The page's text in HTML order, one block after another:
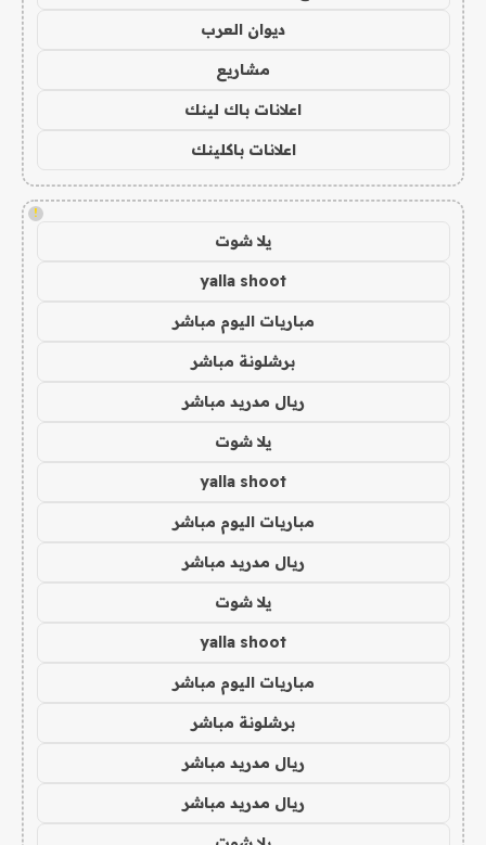
ديوان العرب
مشاريع
اعلانات باك لينك
اعلانات باكلينك
!
يلا شوت
yalla shoot
مباريات اليوم مباشر
برشلونة مباشر
ريال مدريد مباشر
يلا شوت
yalla shoot
مباريات اليوم مباشر
ريال مدريد مباشر
يلا شوت
yalla shoot
مباريات اليوم مباشر
برشلونة مباشر
ريال مدريد مباشر
ريال مدريد مباشر